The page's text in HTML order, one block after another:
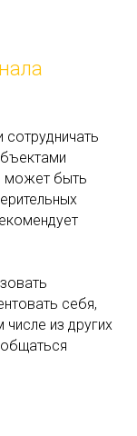
может быть
себя,
из других